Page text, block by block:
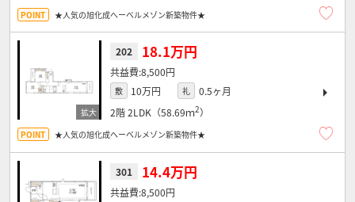
★人気の旭化成へーベルメゾン新築物件★
202 18.1万円
8,500円
敷 10万円 礼
0.5ヶ月
2階2LDK（58.69ｍ2）
★人気の旭化成へーベルメゾン新築物件★
301 14.4万円
8,500円